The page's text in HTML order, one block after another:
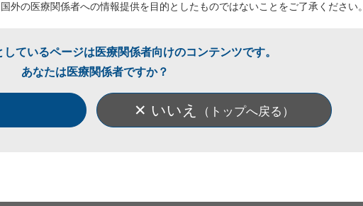
外の医療関係者への情報提供を目的としたものではないことをご了承ください。
ているページは医療関係者向けのコンテンツです。
あなたは医療関係者ですか？
✕ いいえ （トップへ戻る）